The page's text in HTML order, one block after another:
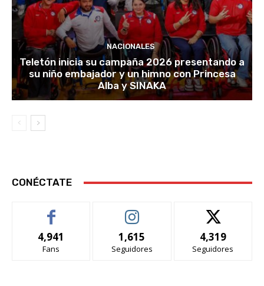
NACIONALES
Teletón inicia su campaña 2026 presentando a
su niño embajador y un himno con Princesa
Alba y SINAKA
CONÉCTATE
4,941
Fans
1,615
Seguidores
4,319
Seguidores